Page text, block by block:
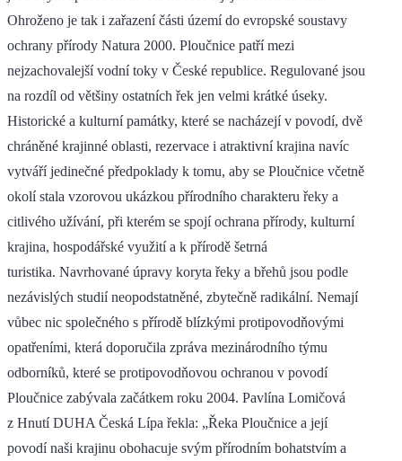
Ohroženo je tak i zařazení části území do evropské soustavy
ochrany přírody Natura 2000. Ploučnice patří mezi
nejzachovalejší vodní toky v České republice. Regulované jsou
na rozdíl od většiny ostatních řek jen velmi krátké úseky.
Historické a kulturní památky, které se nacházejí v povodí, dvě
chráněné krajinné oblasti, rezervace i atraktivní krajina navíc
vytváří jedinečné předpoklady k tomu, aby se Ploučnice včetně
okolí stala vzorovou ukázkou přírodního charakteru řeky a
citlivého užívání, při kterém se spojí ochrana přírody, kulturní
krajina, hospodářské využití a k přírodě šetrná
turistika. Navrhované úpravy koryta řeky a břehů jsou podle
nezávislých studií neopodstatněné, zbytečně radikální. Nemají
vůbec nic společného s přírodě blízkými protipovodňovými
opatřeními, která doporučila zpráva mezinárodního týmu
odborníků, které se protipovodňovou ochranou v povodí
Ploučnice zabývala začátkem roku 2004. Pavlína Lomičová
z Hnutí DUHA Česká Lípa řekla: „Řeka Ploučnice a její
povodí naši krajinu obohacuje svým přírodním bohatstvím a